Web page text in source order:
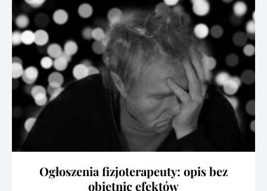
Ogłoszenia fizjoterapeuty: opis bez
obietnic efektów